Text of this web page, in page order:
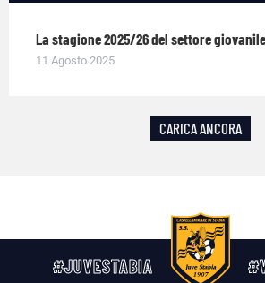
La stagione 2025/26 del settore
11 Agosto 2025
CARICA ANCORA
#JUVESTABIA